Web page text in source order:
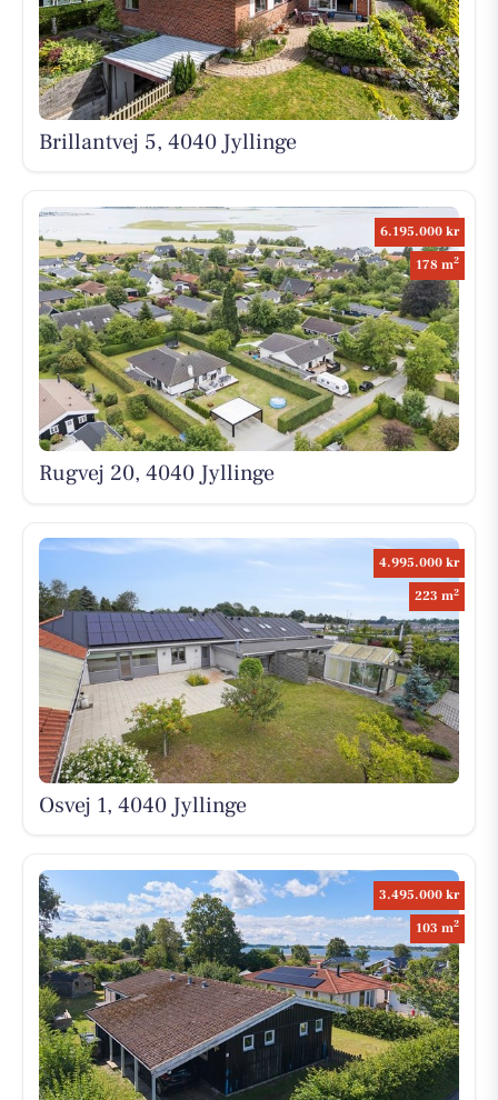
Brillantvej 5, 4040 Jyllinge
6.195.000 kr
178 m2
Rugvej 20, 4040 Jyllinge
4.995.000 kr
223 m2
Osvej 1, 4040 Jyllinge
3.495.000 kr
103 m2